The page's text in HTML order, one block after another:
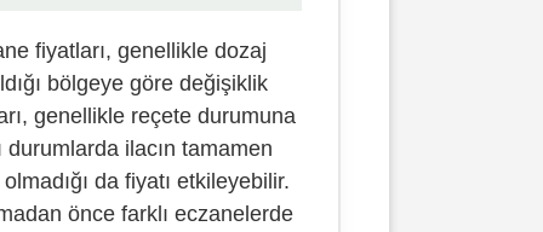
fiyatları, genellikle dozaj
bölgeye göre değişiklik
genellikle reçete durumuna
ilacın tamamen
da fiyatı etkileyebilir.
önce farklı eczanelerde